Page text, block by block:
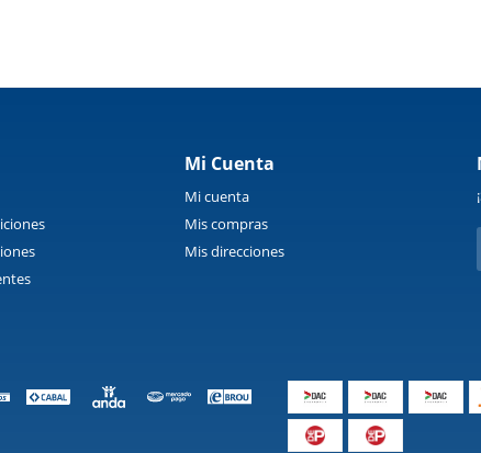
Mi Cuenta
Mi cuenta
Mis compras
Mis direcciones